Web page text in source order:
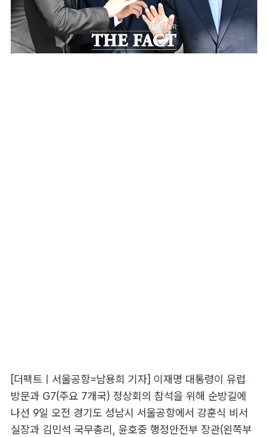
[더팩트ㅣ서울공항=남용희 기자] 이재명 대통령이 유럽
방문과 G7(주요 7개국) 정상회의 참석을 위해 순방길에
나선 9일 오전 경기도 성남시 서울공항에서 강훈식 비서
실장과 김민석 국무총리, 윤호중 행정안전부 장관(왼쪽부